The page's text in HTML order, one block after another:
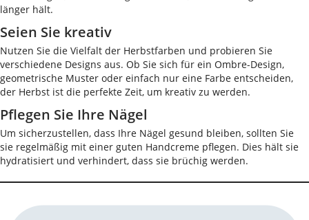
länger hält.
Seien Sie kreativ
Nutzen Sie die Vielfalt der Herbstfarben und probieren Sie
verschiedene Designs aus. Ob Sie sich für ein Ombre-Design,
geometrische Muster oder einfach nur eine Farbe entscheiden,
der Herbst ist die perfekte Zeit, um kreativ zu werden.
Pflegen Sie Ihre Nägel
Um sicherzustellen, dass Ihre Nägel gesund bleiben, sollten Sie
sie regelmäßig mit einer guten Handcreme pflegen. Dies hält sie
hydratisiert und verhindert, dass sie brüchig werden.